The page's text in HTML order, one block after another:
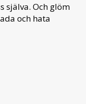
själva. Och glöm
och hata